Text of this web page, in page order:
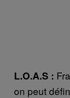
L.O.A.S :
on peut